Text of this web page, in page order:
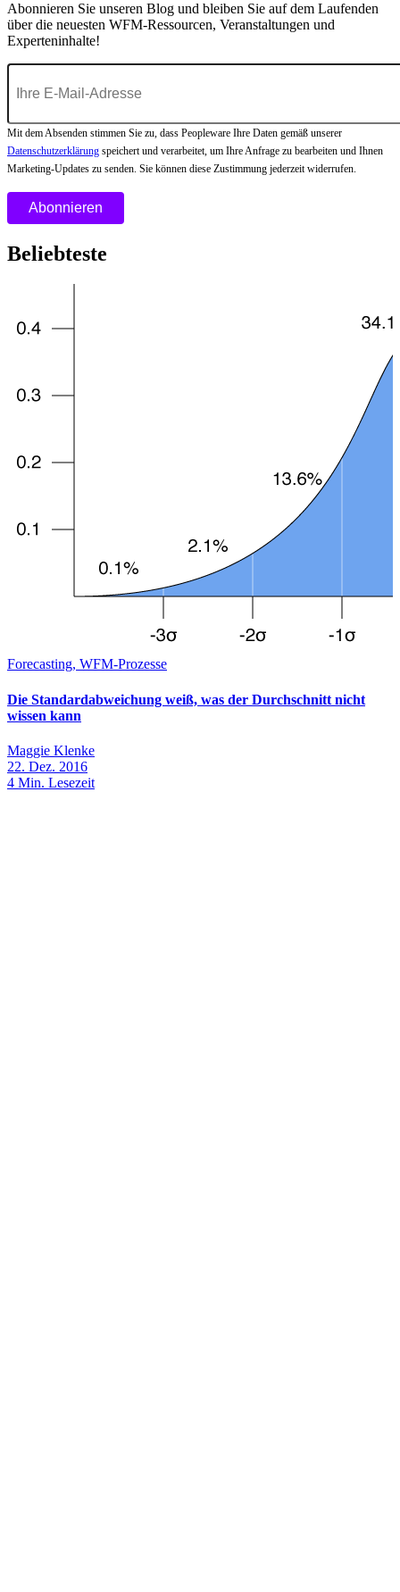
Abonnieren Sie unseren Blog und bleiben Sie auf dem Laufenden
über die neuesten WFM-Ressourcen, Veranstaltungen und
Experteninhalte!
Mit dem Absenden stimmen Sie zu, dass Peopleware Ihre Daten gemäß unserer
Datenschutzerklärung speichert und verarbeitet, um Ihre Anfrage zu bearbeiten und Ihnen
Marketing-Updates zu senden. Sie können diese Zustimmung jederzeit widerrufen.
Beliebteste
Forecasting, WFM-Prozesse
Die Standardabweichung weiß, was der Durchschnitt nicht
wissen kann
Maggie Klenke
22. Dez. 2016
4 Min. Lesezeit